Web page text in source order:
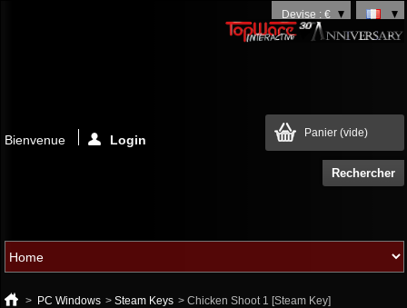
Devise : €
Panier (vide)
Bienvenue Login
> PC Windows > Steam Keys > Chicken Shoot 1 [Steam Key]